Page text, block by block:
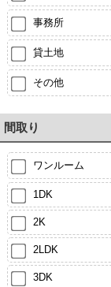
事務所
貸土地
その他
間取り
ワンルーム
1DK
2K
2LDK
3DK